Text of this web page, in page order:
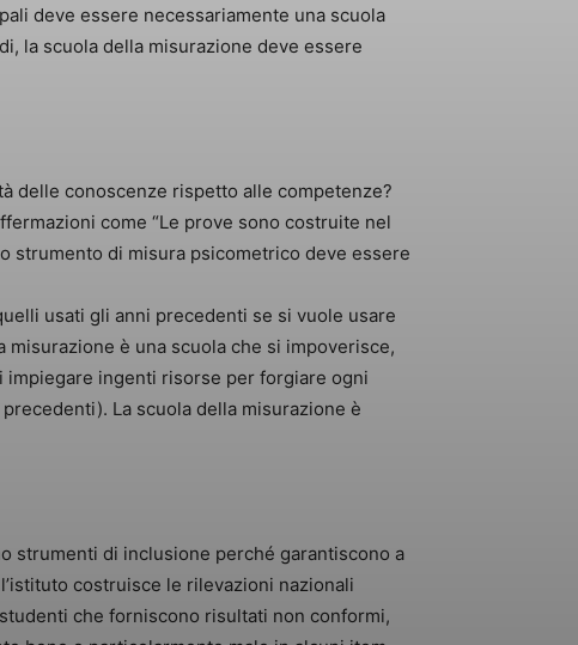
deve essere necessariamente una scuola
la scuola della misurazione deve essere
delle conoscenze rispetto alle competenze?
come “Le prove sono costruite nel
strumento di misura psicometrico deve essere
usati gli anni precedenti se si vuole usare
è una scuola che si impoverisce,
impiegare ingenti risorse per forgiare ogni
La scuola della misurazione è
strumenti di inclusione perché garantiscono a
costruisce le rilevazioni nazionali
che forniscono risultati non conformi,